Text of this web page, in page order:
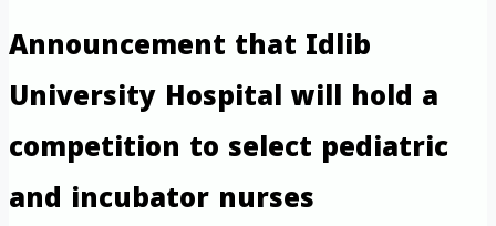
Announcement that Idlib
University Hospital will hold a
competition to select pediatric
and incubator nurses